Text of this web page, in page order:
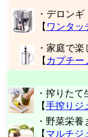
・デロン
【 ワンタッ
・家庭で
【 カプチー
・搾りた
【手搾りジ
・野菜栄養
【 マルチジ